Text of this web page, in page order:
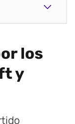
los
y